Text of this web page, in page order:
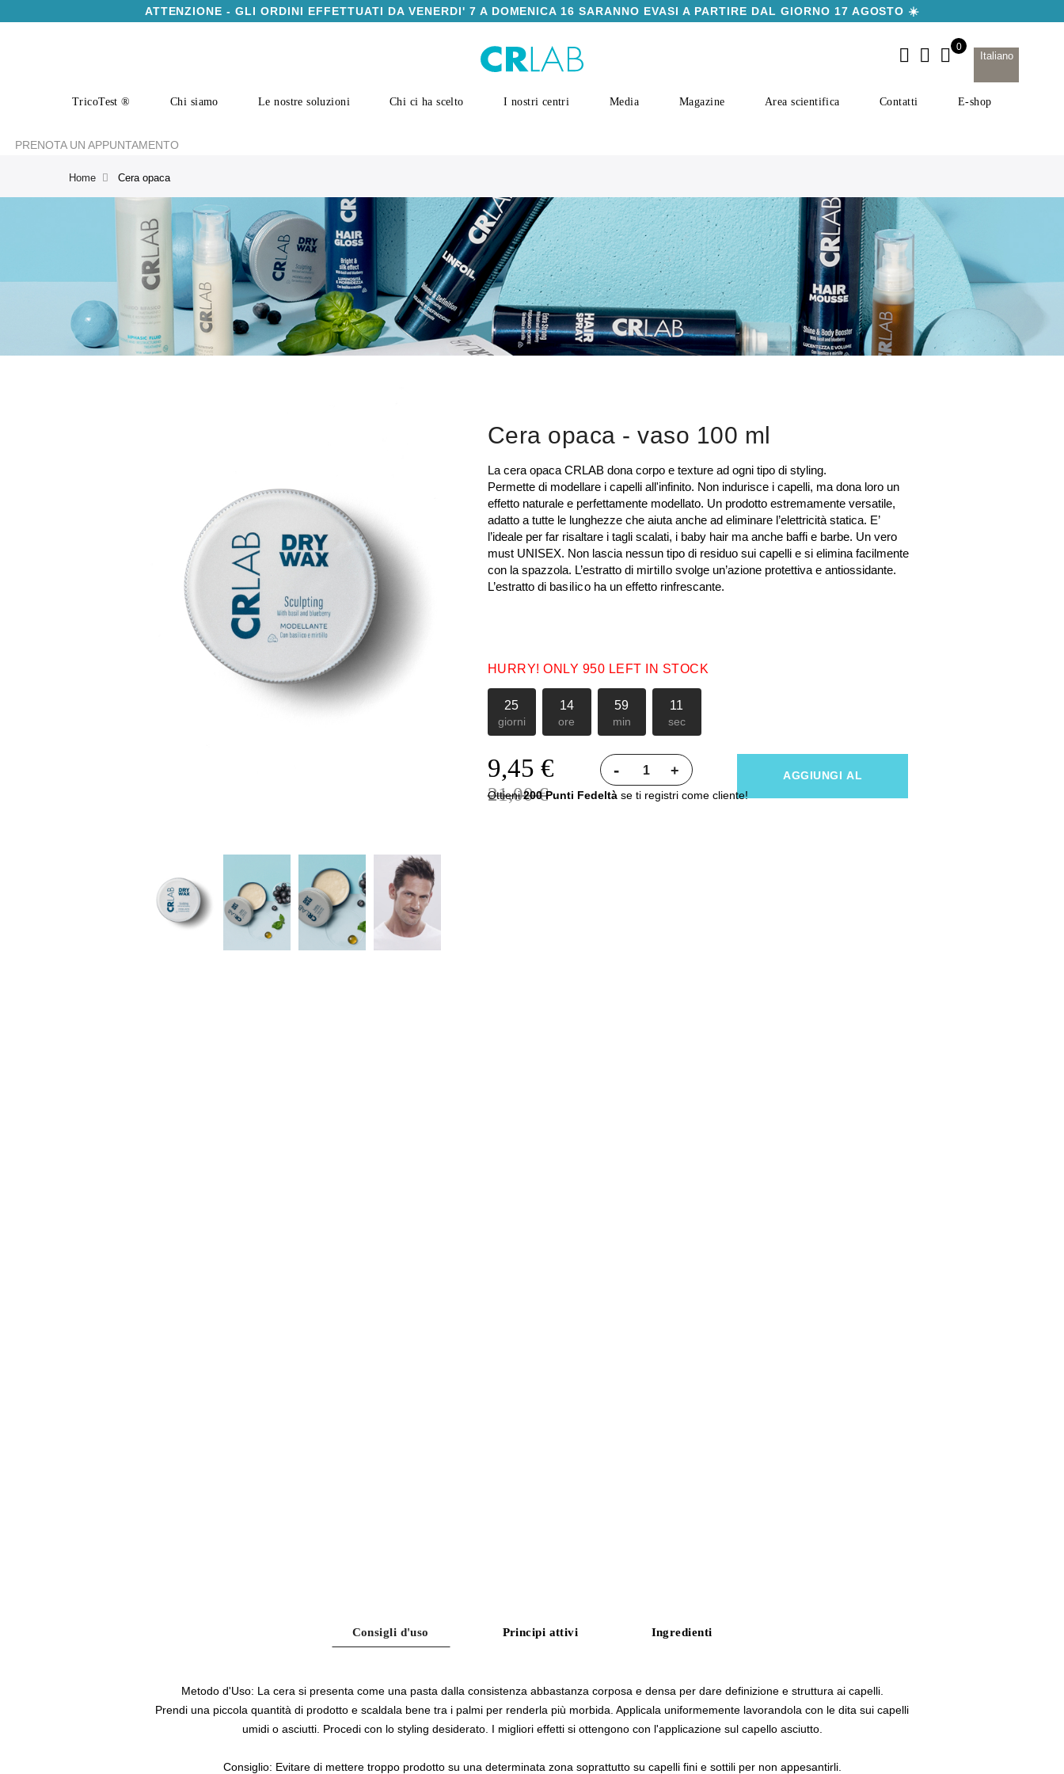
ATTENZIONE - GLI ORDINI EFFETTUATI DA VENERDI' 7 A DOMENICA 16 SARANNO EVASI A PARTIRE DAL GIORNO 17 AGOSTO ☀️
Italiano
TricoTest ® Chi siamo Le nostre soluzioni Chi ci ha scelto I nostri centri Media Magazine Area scientifica Contatti E-shop
PRENOTA UN APPUNTAMENTO
Home Cera opaca
Cera opaca - vaso 100 ml
La cera opaca CRLAB dona corpo e texture ad ogni tipo di styling.
Permette di modellare i capelli all'infinito. Non indurisce i capelli, ma dona loro un
effetto naturale e perfettamente modellato. Un prodotto estremamente versatile,
adatto a tutte le lunghezze che aiuta anche ad eliminare l’elettricità statica. E’
l’ideale per far risaltare i tagli scalati, i baby hair ma anche baffi e barbe. Un vero
must UNISEX. Non lascia nessun tipo di residuo sui capelli e si elimina facilmente
con la spazzola. L’estratto di mirtillo svolge un’azione protettiva e antiossidante.
L’estratto di basilico ha un effetto rinfrescante.
HURRY! ONLY 950 LEFT IN STOCK
25 14 59 10
giorni ore min sec
9,45 €
21,00 €
- + AGGIUNGI AL
Ottieni 200 Punti Fedeltà se ti registri come cliente!
Consigli d'uso Principi attivi Ingredienti
Metodo d'Uso: La cera si presenta come una pasta dalla consistenza abbastanza corposa e densa per dare definizione e struttura ai capelli.
Prendi una piccola quantità di prodotto e scaldala bene tra i palmi per renderla più morbida. Applicala uniformemente lavorandola con le dita sui capelli
umidi o asciutti. Procedi con lo styling desiderato. I migliori effetti si ottengono con l'applicazione sul capello asciutto.
Consiglio: Evitare di mettere troppo prodotto su una determinata zona soprattutto su capelli fini e sottili per non appesantirli.